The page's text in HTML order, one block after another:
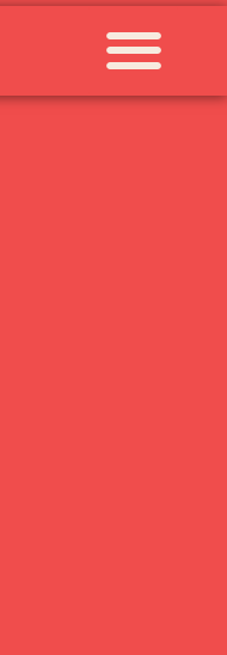
(MA-SU
16.8.
OLEMME
(PE-